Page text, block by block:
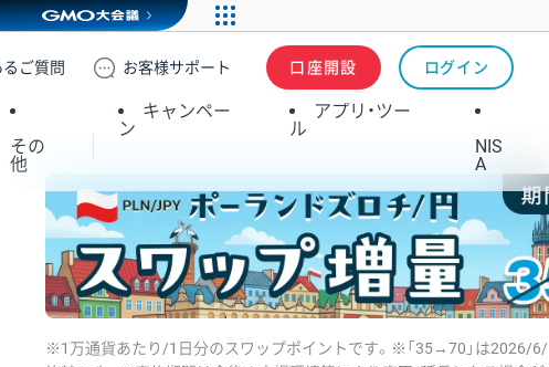
ご質問 お客様サポート 口座開設 ログイン
その
他
キャンペー
ン
アプリ・ツー
ル
NIS
A
※1万通貨あたり/1日分のスワップポイントです。※「35→70」は2026/6/